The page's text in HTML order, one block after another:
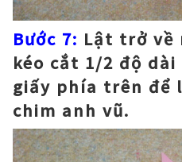
Bước 7: Lật trở về
kéo cắt 1/2 độ
giấy phía trên để
chim anh vũ.